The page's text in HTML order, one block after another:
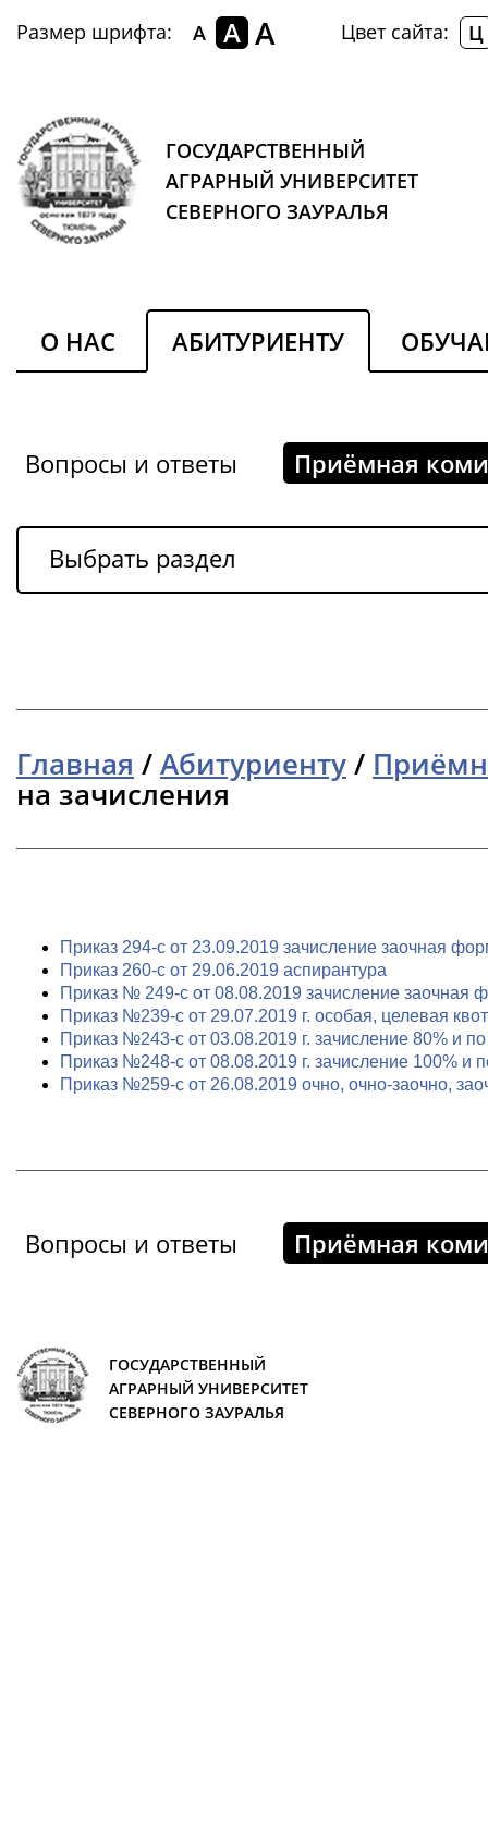
Размер шрифта: A A A Цвет сайта: Ц
ГОСУДАРСТВЕННЫЙ
АГРАРНЫЙ УНИВЕРСИТЕТ
СЕВЕРНОГО ЗАУРАЛЬЯ
О НАС АБИТУРИЕНТУ
Вопросы и ответы Приёмная
Выбрать раздел
Главная /Абитуриенту/
на зачисления
Приказ 294-с от 23.09.2019 зачисление заочная
Приказ 260-с от 29.06.2019 аспирантура
Приказ № 249-с от 08.08.2019 зачисление
Приказ №239-с от 29.07.2019 г. особая, целевая
Приказ №243-с от 03.08.2019 г. зачисление 80% и
Приказ №248-с от 08.08.2019 г. зачисление 100% и
Приказ №259-с от 26.08.2019 очно, очно-заочно,
Вопросы и ответы Приёмная
ГОСУДАРСТВЕННЫЙ
АГРАРНЫЙ УНИВЕРСИТЕТ
СЕВЕРНОГО ЗАУРАЛЬЯ